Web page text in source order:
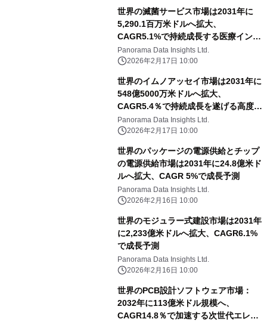
世界の滅菌サービス市場は2031年に
5,290.1百万米ドルへ拡大、
CAGR5.1%で持続成長する医療インフ
ラの中核分野
Panorama Data Insights Ltd.
2026年2月17日 10:00
世界のイムノアッセイ市場は2031年に
548億5000万米ドルへ拡大、
CAGR5.4％で持続成長を遂げる高度診
断技術の中核分野
Panorama Data Insights Ltd.
2026年2月17日 10:00
世界のパッケージの電源供給とチップ
の電源供給市場は2031年に24.8億米ド
ルへ拡大、CAGR 5%で成長予測
Panorama Data Insights Ltd.
2026年2月16日 10:00
世界のモジュラー式建設市場は2031年
に2,233億米ドルへ拡大、CAGR6.1%
で成長予測
Panorama Data Insights Ltd.
2026年2月16日 10:00
世界のPCB設計ソフトウェア市場：
2032年に113億米ドル規模へ、
CAGR14.8％で加速する次世代エレク